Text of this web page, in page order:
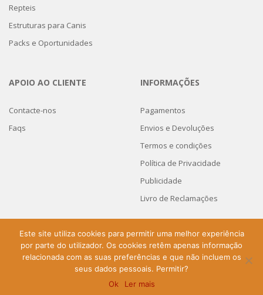
Repteis
Estruturas para Canis
Packs e Oportunidades
APOIO AO CLIENTE
Contacte-nos
Faqs
INFORMAÇÕES
Pagamentos
Envios e Devoluções
Termos e condições
Política de Privacidade
Publicidade
Livro de Reclamações
Home Loja Pet Shop Online Promoções Faqs Contactos
Copyright 2024 - Maiapet, Artigos para animais.
Este site utiliza cookies para permitir uma melhor experiência
por parte do utilizador. Os cookies retêm apenas informação
relacionada com as suas preferências e que não incluem os
seus dados pessoais. Permitir?
Ok
Ler mais